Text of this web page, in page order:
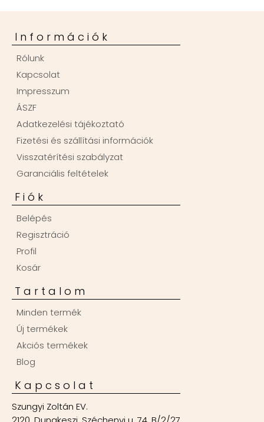
Információk
Rólunk
Kapcsolat
Impresszum
ÁSZF
Adatkezelési tájékoztató
Fizetési és szállítási információk
Visszatérítési szabályzat
Garanciális feltételek
Fiók
Belépés
Regisztráció
Profil
Kosár
Tartalom
Minden termék
Új termékek
Akciós termékek
Blog
Kapcsolat
Szungyi Zoltán EV.